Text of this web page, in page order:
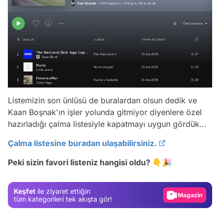
Listemizin son ünlüsü de buralardan olsun dedik ve
Kaan Boşnak'ın işler yolunda gitmiyor diyenlere özel
hazırladığı çalma listesiyle kapatmayı uygun gördük...
Çalma listesine buradan ulaşabilirsiniz.
Peki sizin favori listeniz hangisi oldu? 👇🎉
Keşfet ile ziyaret ettiğin
tüm kategorileri tek akışta gör!
Magazin
Video